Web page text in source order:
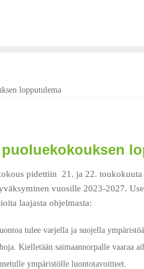
pidettiin 21. ja 22. toukokuuta
vuosille 2023-2027.
laajasta ohjelmasta:
tulee varjella ja suojella
Kielletään saimaannorpalle vaaraa
ympäristölle luontotavoitteet.